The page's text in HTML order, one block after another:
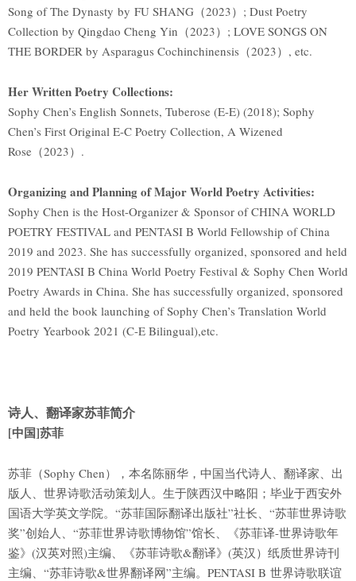
Song of The Dynasty by FU SHANG（2023）; Dust Poetry
Collection by Qingdao Cheng Yin（2023）; LOVE SONGS ON
THE BORDER by Asparagus Cochinchinensis（2023）, etc.
Her Written Poetry Collections:
Sophy Chen’s English Sonnets, Tuberose (E-E) (2018); Sophy
Chen’s First Original E-C Poetry Collection, A Wizened
Rose（2023）.
Organizing and Planning of Major World Poetry Activities:
Sophy Chen is the Host-Organizer & Sponsor of CHINA WORLD
POETRY FESTIVAL and PENTASI B World Fellowship of China
2019 and 2023. She has successfully organized, sponsored and held
2019 PENTASI B China World Poetry Festival & Sophy Chen World
Poetry Awards in China. She has successfully organized, sponsored
and held the book launching of Sophy Chen’s Translation World
Poetry Yearbook 2021 (C-E Bilingual),etc.
诗人、翻译家苏菲简介
[中国]苏菲
苏菲（Sophy Chen），本名陈丽华，中国当代诗人、翻译家、出
版人、世界诗歌活动策划人。生于陕西汉中略阳；毕业于西安外
国语大学英文学院。“苏菲国际翻译出版社”社长、“苏菲世界诗歌
奖”创始人、“苏菲世界诗歌博物馆”馆长、《苏菲译-世界诗歌年
鉴》(汉英对照)主编、《苏菲诗歌&翻译》(英汉）纸质世界诗刊
主编、“苏菲诗歌&世界翻译网”主编。PENTASI B 世界诗歌联谊